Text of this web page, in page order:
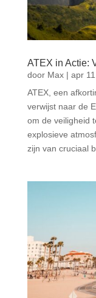
ATEX in Actie:
door Max| apr
ATEX, een
verwijst naar de
om de veiligheid
explosieve
zijn van cruciaal